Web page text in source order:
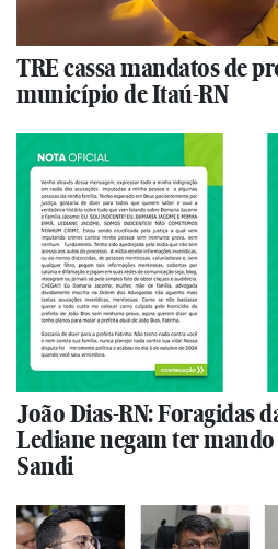
TRE cassa mandatos de
município de Itaú-RN
João Dias-RN: Foragidas
Lediane negam ter
Sandi